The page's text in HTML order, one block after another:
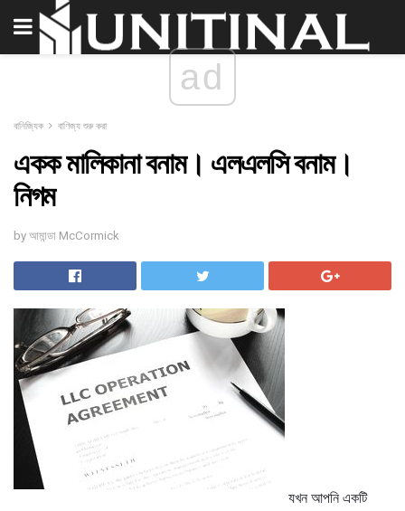
ad
বানিজ্যিক বাণিজ্য শুরু করা
একক মালিকানা বনাম। এলএলসি বনাম।
নিগম
by আমান্ডা McCormick
যখন আপনি একটি